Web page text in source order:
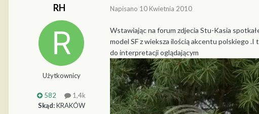
RH
Użytkownicy
582
1,4k
Skąd:KRAKÓW
Napisano 10 Kwietnia 2010
Wstawiając na forum zdjecia Stu-Kasia
model SF z wieksza ilością akcentu polskiego
do interpretacji oglądającym